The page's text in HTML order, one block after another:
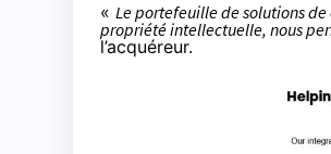
« Le portefeuille de solutions
propriété intellectuelle, nous
l’acquéreur.